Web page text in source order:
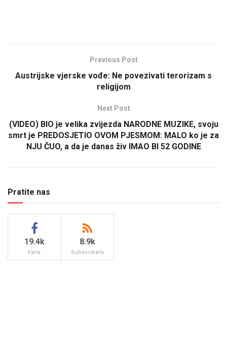
Previous Post
Austrijske vjerske vođe: Ne povezivati terorizam s
religijom
Next Post
(VIDEO) BIO je velika zvijezda NARODNE MUZIKE, svoju
smrt je PREDOSJETIO OVOM PJESMOM: MALO ko je za
NJU ČUO, a da je danas živ IMAO BI 52 GODINE
Pratite nas
19.4k
Fans
8.9k
Subscribers